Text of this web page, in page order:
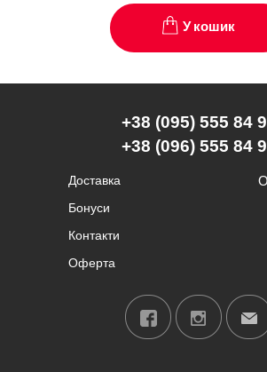
У кошик
+38 (095) 555 84
+38 (096) 555 84
Доставка
Бонуси
Контакти
Оферта